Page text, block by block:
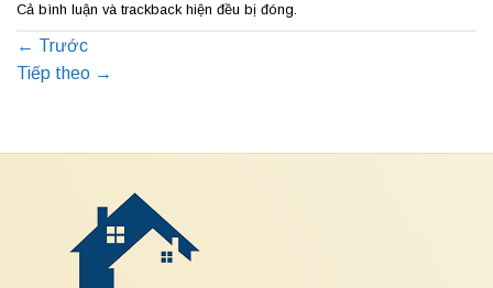
Cả bình luận và trackback hiện đều bị đóng.
← Trước
Tiếp theo →